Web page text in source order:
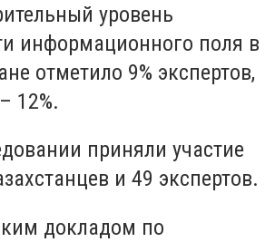
уровень
информационного поля в
отметило 9% экспертов,
12%.
приняли участие
и 49 экспертов.
докладом по